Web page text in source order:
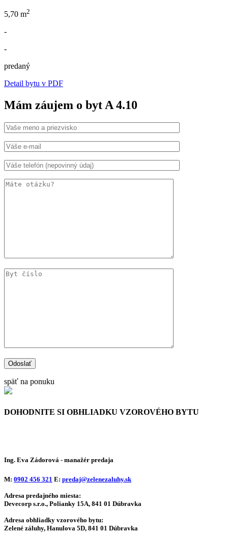
5,70 m2
-
-
predaný
Detail bytu v PDF
Mám záujem o byt A 4.10
späť na ponuku
DOHODNITE SI OBHLIADKU VZOROVÉHO BYTU
Ing. Eva Zádorová - manažér predaja
M: 0902 456 321 E: predaj@zelenezaluhy.sk
Adresa predajného miesta:
Devecorp s.r.o., Polianky 15A, 841 01 Dúbravka
Adresa obhliadky vzorového bytu:
Zelené záluhy, Hanulova 5D, 841 01 Dúbravka